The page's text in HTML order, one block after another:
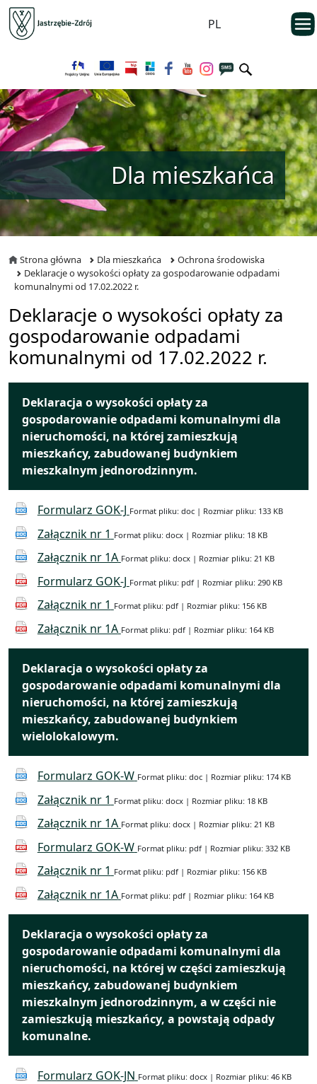
Przejdź do menu głównego
Przejdź do treści
PL
Dla mieszkańca
Strona główna Dla mieszkańca
Ochrona środowiska
Deklaracje o wysokości opłaty za gospodarowanie odpadami
komunalnymi od 17.02.2022 r.
Deklaracje o wysokości opłaty za
gospodarowanie odpadami
komunalnymi od 17.02.2022 r.
Deklaracja o wysokości opłaty za
gospodarowanie odpadami komunalnymi dla
nieruchomości, na której zamieszkują
mieszkańcy, zabudowanej budynkiem
mieszkalnym jednorodzinnym.
Formularz GOK-J Format pliku: doc | Rozmiar pliku: 133 KB
Załącznik nr 1 Format pliku: docx | Rozmiar pliku: 18 KB
Załącznik nr 1A Format pliku: docx | Rozmiar pliku: 21 KB
Formularz GOK-J Format pliku: pdf | Rozmiar pliku: 290 KB
Załącznik nr 1 Format pliku: pdf | Rozmiar pliku: 156 KB
Załącznik nr 1A Format pliku: pdf | Rozmiar pliku: 164 KB
Deklaracja o wysokości opłaty za
gospodarowanie odpadami komunalnymi dla
nieruchomości, na której zamieszkują
mieszkańcy, zabudowanej budynkiem
wielolokalowym.
Formularz GOK-W Format pliku: doc | Rozmiar pliku: 174 KB
Załącznik nr 1 Format pliku: docx | Rozmiar pliku: 18 KB
Załącznik nr 1A Format pliku: docx | Rozmiar pliku: 21 KB
Formularz GOK-W Format pliku: pdf | Rozmiar pliku: 332 KB
Załącznik nr 1 Format pliku: pdf | Rozmiar pliku: 156 KB
Załącznik nr 1A Format pliku: pdf | Rozmiar pliku: 164 KB
Deklaracja o wysokości opłaty za
gospodarowanie odpadami komunalnymi dla
nieruchomości, na której w części zamieszkują
mieszkańcy, zabudowanej budynkiem
mieszkalnym jednorodzinnym, a w części nie
zamieszkują mieszkańcy, a powstają odpady
komunalne.
Formularz GOK-JN Format pliku: docx | Rozmiar pliku: 46 KB